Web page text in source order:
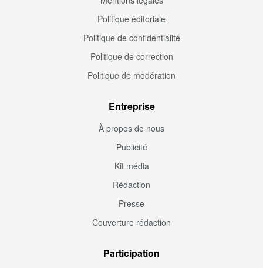
Politique éditoriale
Politique de confidentialité
Politique de correction
Politique de modération
Entreprise
À propos de nous
Publicité
Kit média
Rédaction
Presse
Couverture rédaction
Participation